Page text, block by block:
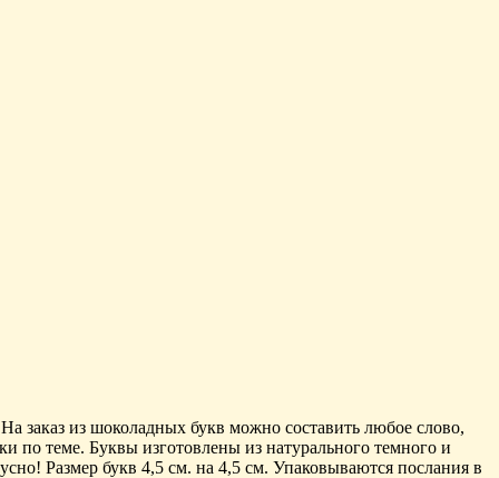
заказ из шоколадных букв можно составить любое слово,
по теме. Буквы изготовлены из натурального темного и
Размер букв 4,5 см. на 4,5 см. Упаковываются послания в